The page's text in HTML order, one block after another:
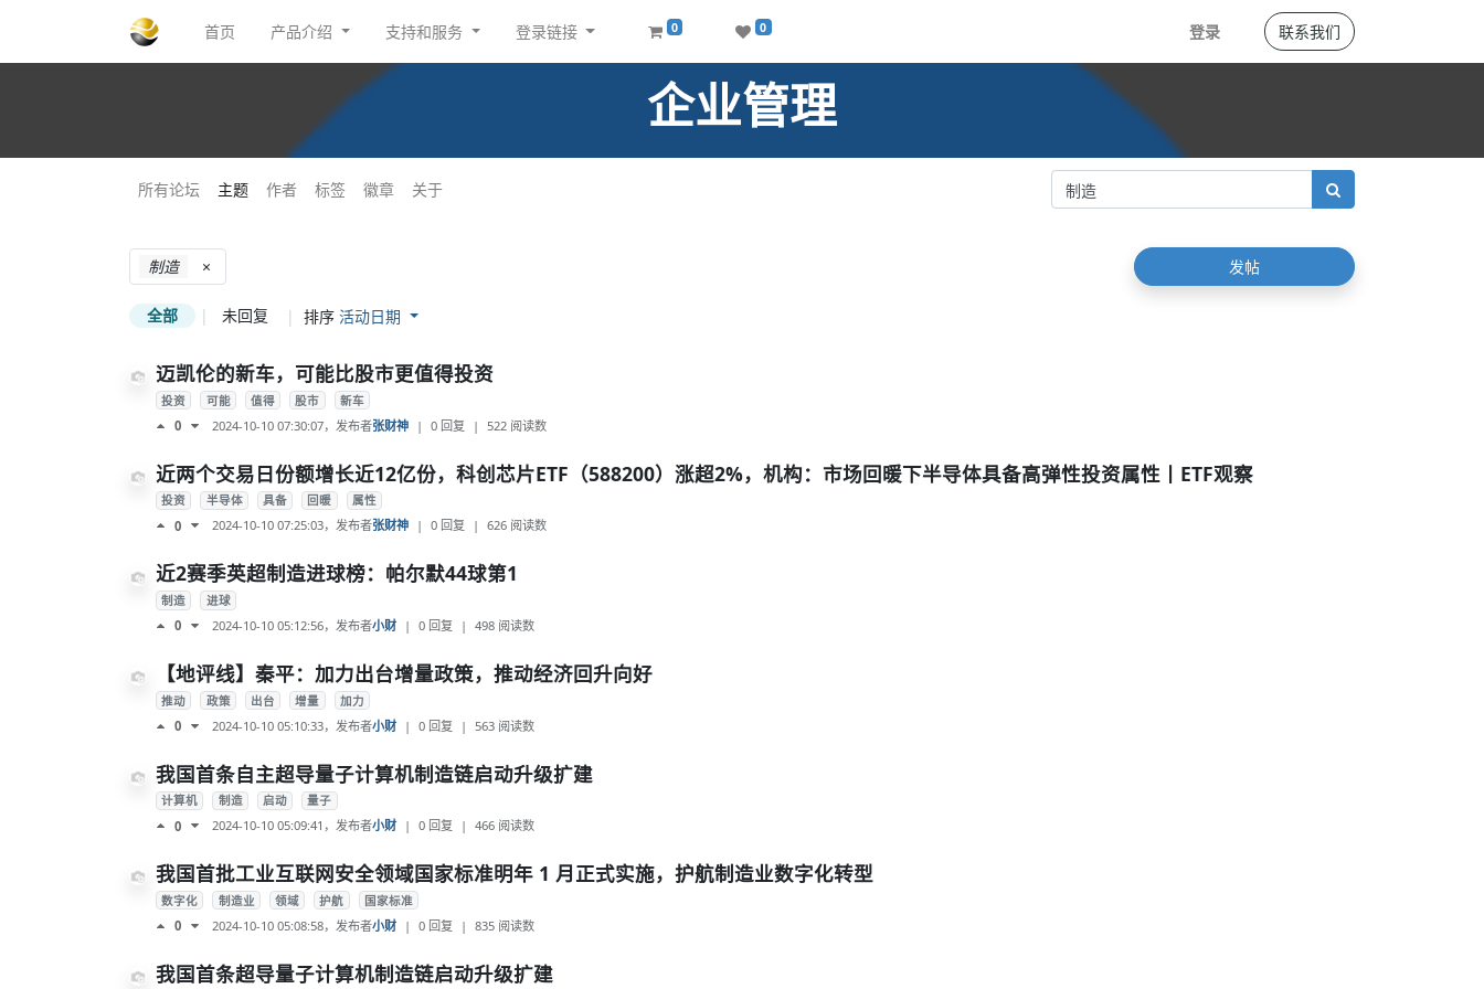
首页 产品介绍 支持和服务 登录链接 0 0 登录 联系我们
企业管理
所有论坛 主题 作者 标签 徽章 关于
制造 × 发帖
全部 | 未回复 | 排序 活动日期
迈凯伦的新车，可能比股市更值得投资
投资 可能 值得 股市 新车
0 2024-10-10 07:30:07，发布者张财神 | 0 回复 | 522 阅读数
近两个交易日份额增长近12亿份，科创芯片ETF（588200）涨超2%，机构：市场回暖下半导体具备高弹性投资属性丨ETF观察
投资 半导体 具备 回暖 属性
0 2024-10-10 07:25:03，发布者张财神 | 0 回复 | 626 阅读数
近2赛季英超制造进球榜：帕尔默44球第1
制造 进球
0 2024-10-10 05:12:56，发布者小财 | 0 回复 | 498 阅读数
【地评线】秦平：加力出台增量政策，推动经济回升向好
推动 政策 出台 增量 加力
0 2024-10-10 05:10:33，发布者小财 | 0 回复 | 563 阅读数
我国首条自主超导量子计算机制造链启动升级扩建
计算机 制造 启动 量子
0 2024-10-10 05:09:41 ，发布者小财 | 0 回复 | 466 阅读数
我国首批工业互联网安全领域国家标准明年 1 月正式实施，护航制造业数字化转型
数字化 制造业 领域 护航 国家标准
0 2024-10-10 05:08:58，发布者小财 | 0 回复 | 835 阅读数
我国首条超导量子计算机制造链启动升级扩建